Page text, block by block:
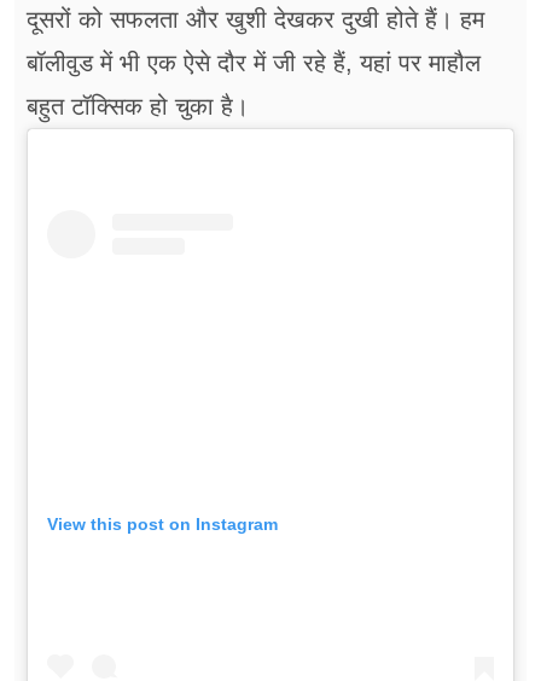
दूसरों को सफलता और खुशी देखकर दुखी होते हैं। हम
बॉलीवुड में भी एक ऐसे दौर में जी रहे हैं, यहां पर माहौल
बहुत टॉक्सिक हो चुका है।
View this post on Instagram